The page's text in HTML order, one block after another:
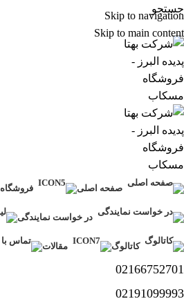
Skip to navigation
Skip to main content
جستجو
صفحه اصلی فروشگاه
در خواست نمایندگی
کاتالوگ مقالات
02166752701
02191099993